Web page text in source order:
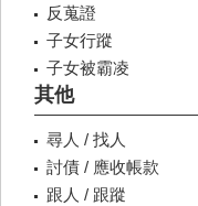
反蒐證
子女行蹤
子女被霸凌
其他
尋人 / 找人
討債 / 應收帳款
跟人 / 跟蹤